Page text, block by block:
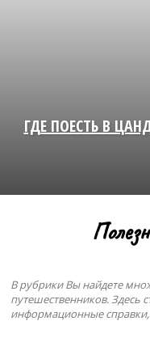
ГДЕ ПОЕСТЬ В
В рубрики Вы найдете
путешественников. Здесь
информационные справки,